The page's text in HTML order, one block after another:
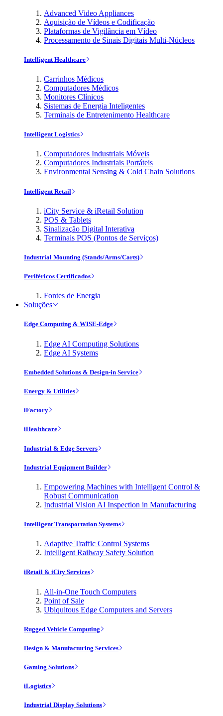
Advanced Video Appliances
Aquisição de Vídeos e Codificação
Plataformas de Vigilância em Vídeo
Processamento de Sinais Digitais Multi-Núcleos
Intelligent Healthcare
Carrinhos Médicos
Computadores Médicos
Monitores Clínicos
Sistemas de Energia Inteligentes
Terminais de Entretenimento Healthcare
Intelligent Logistics
Computadores Industriais Móveis
Computadores Industriais Portáteis
Environmental Sensing & Cold Chain Solutions
Intelligent Retail
iCity Service & iRetail Solution
POS & Tablets
Sinalização Digital Interativa
Terminais POS (Pontos de Serviços)
Industrial Mounting (Stands/Arms/Carts)
Periféricos Certificados
Fontes de Energia
Soluções
Edge Computing & WISE-Edge
Edge AI Computing Solutions
Edge AI Systems
Embedded Solutions & Design-in Service
Energy & Utilities
iFactory
iHealthcare
Industrial & Edge Servers
Industrial Equipment Builder
Empowering Machines with Intelligent Control &
Robust Communication
Industrial Vision AI Inspection in Manufacturing
Intelligent Transportation Systems
Adaptive Traffic Control Systems
Intelligent Railway Safety Solution
iRetail & iCity Services
All-in-One Touch Computers
Point of Sale
Ubiquitous Edge Computers and Servers
Rugged Vehicle Computing
Design & Manufacturing Services
Gaming Solutions
iLogistics
Industrial Display Solutions